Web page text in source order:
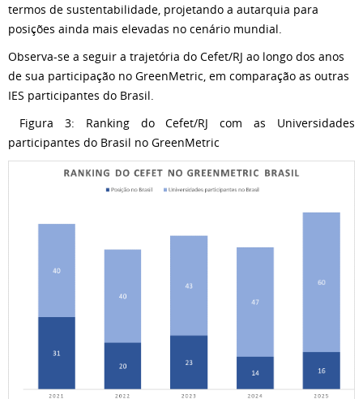
termos de sustentabilidade, projetando a autarquia para
posições ainda mais elevadas no cenário mundial.
Observa-se a seguir a trajetória do Cefet/RJ ao longo dos anos
de sua participação no GreenMetric, em comparação as outras
IES participantes do Brasil.
Figura 3: Ranking do Cefet/RJ com as Universidades
participantes do Brasil no GreenMetric